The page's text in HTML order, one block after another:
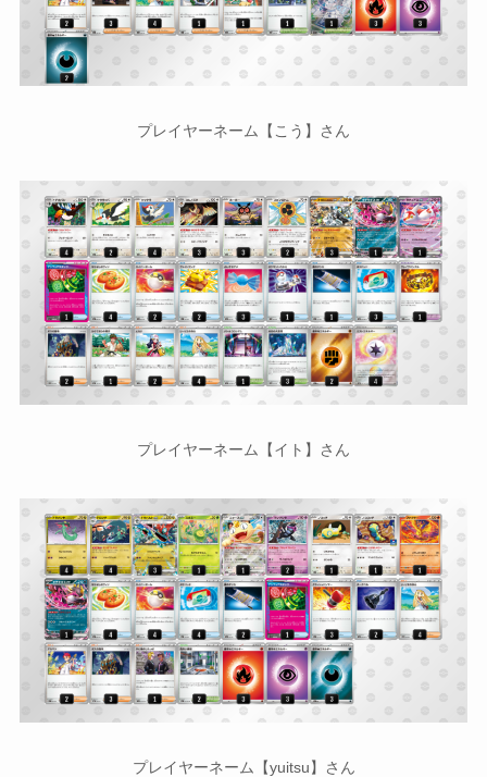
プレイヤーネーム【こう】さん
プレイヤーネーム【イト】さん
プレイヤーネーム【yuitsu】さん